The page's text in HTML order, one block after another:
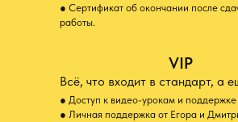
● Сертификат об окончании после
работы.
VIP
● Доступ к видео-урокам и поддержке
● Личная поддержка от Егора и
Всё, что входит в стандарт, а